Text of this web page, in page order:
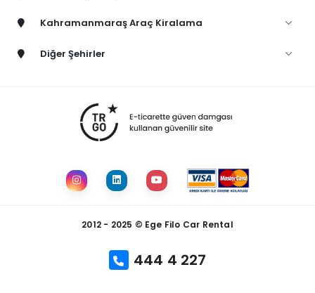
Kahramanmaraş Araç Kiralama
Diğer Şehirler
2012 - 2025 © Ege Filo Car Rental
444 4 227